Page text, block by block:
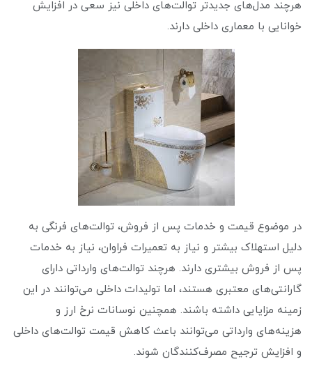
هرچند مدل‌های جدیدتر توالت‌های داخلی نیز سعی در افزایش
خوانایی با معماری داخلی دارند.
در موضوع قیمت و خدمات پس از فروش، توالت‌های فرنگی به
دلیل استهلاک بیشتر و نیاز به تعمیرات فراوان، نیاز به خدمات
پس از فروش بیشتری دارند. هرچند توالت‌های وارداتی دارای
گارانتی‌های معتبری هستند، اما تولیدات داخلی می‌توانند در این
زمینه مزایایی داشته باشند. همچنین نوسانات نرخ ارز و
هزینه‌های وارداتی می‌توانند باعث کاهش قیمت توالت‌های داخلی
و افزایش ترجیح مصرف‌کنندگان شوند.